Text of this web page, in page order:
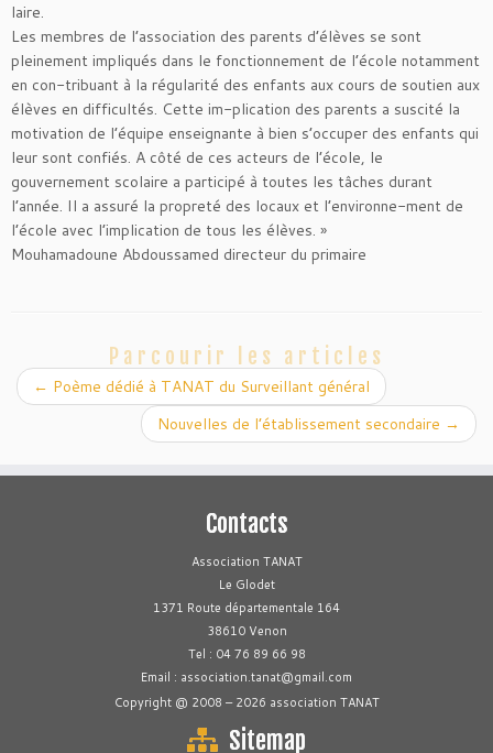
laire.
Les membres de l’association des parents d’élèves se sont
pleinement impliqués dans le fonctionnement de l’école notamment
en con-tribuant à la régularité des enfants aux cours de soutien aux
élèves en difficultés. Cette im-plication des parents a suscité la
motivation de l’équipe enseignante à bien s’occuper des enfants qui
leur sont confiés. A côté de ces acteurs de l’école, le
gouvernement scolaire a participé à toutes les tâches durant
l’année. Il a assuré la propreté des locaux et l’environne-ment de
l’école avec l’implication de tous les élèves. »
Mouhamadoune Abdoussamed directeur du primaire
Parcourir les articles
← Poème dédié à TANAT du Surveillant général
Nouvelles de l’établissement secondaire →
Contacts
Association TANAT
Le Glodet
1371 Route départementale 164
38610 Venon
Tel : 04 76 89 66 98
Email : association.tanat@gmail.com
Copyright @ 2008 – 2026 association TANAT
Sitemap